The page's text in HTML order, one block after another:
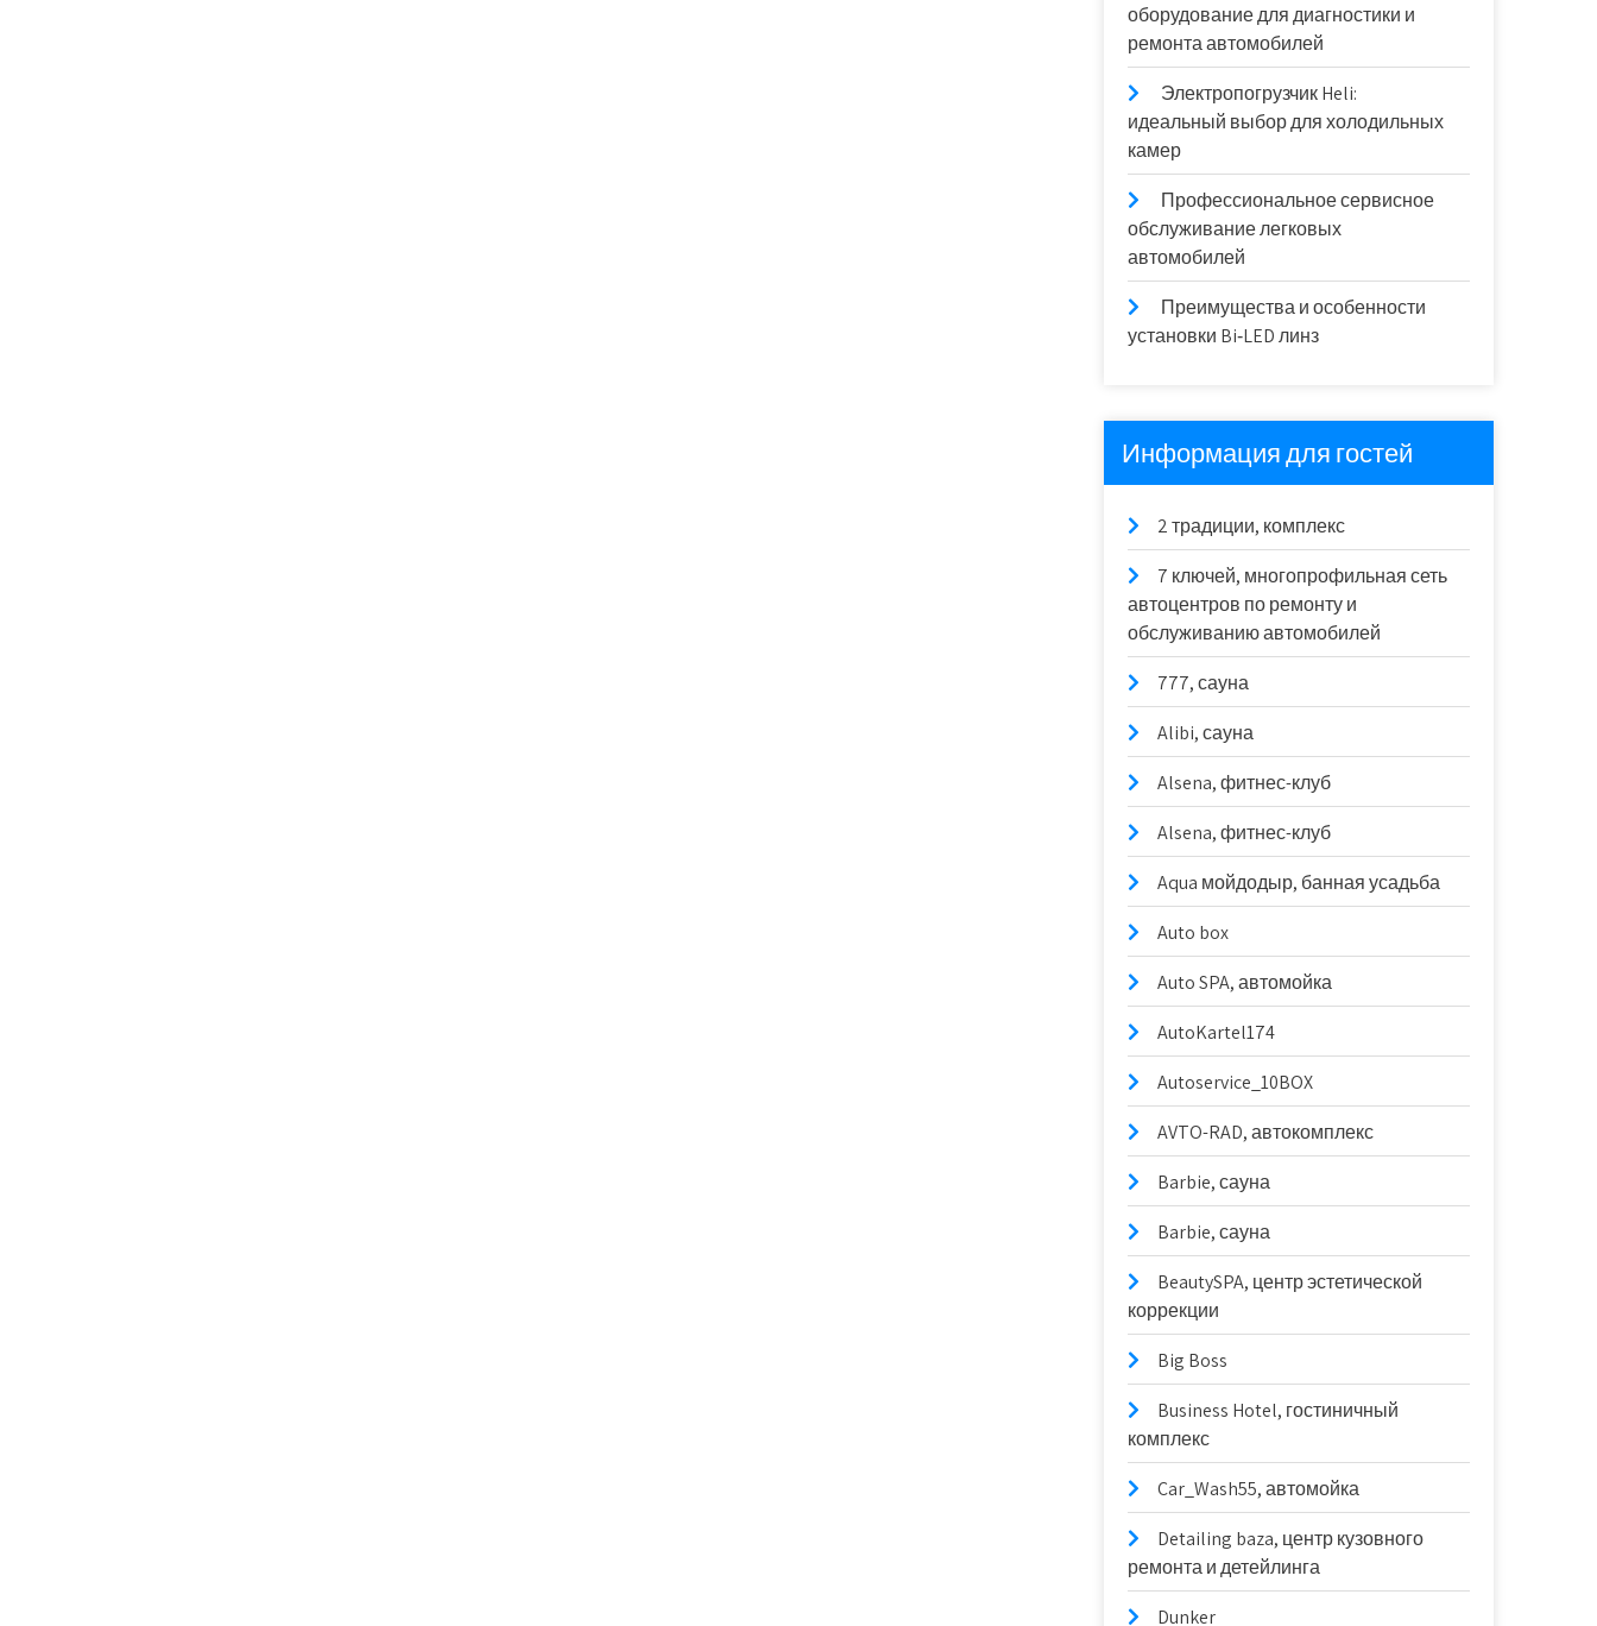
оборудование для диагностики и
ремонта автомобилей
Электропогрузчик Heli:
идеальный выбор для холодильных
камер
Профессиональное сервисное
обслуживание легковых
автомобилей
Преимущества и особенности
установки Bi‑LED линз
Информация для гостей
2 традиции, комплекс
7 ключей, многопрофильная сеть
автоцентров по ремонту и
обслуживанию автомобилей
777, сауна
Alibi, сауна
Alsena, фитнес-клуб
Alsena, фитнес-клуб
Aqua мойдодыр, банная усадьба
Auto box
Auto SPA, автомойка
AutoKartel174
Autoservice_10BOX
AVTO-RAD, автокомплекс
Barbie, сауна
Barbie, сауна
BeautySPA, центр эстетической
коррекции
Big Boss
Business Hotel, гостиничный
комплекс
Car_Wash55, автомойка
Detailing baza, центр кузовного
ремонта и детейлинга
Dunker